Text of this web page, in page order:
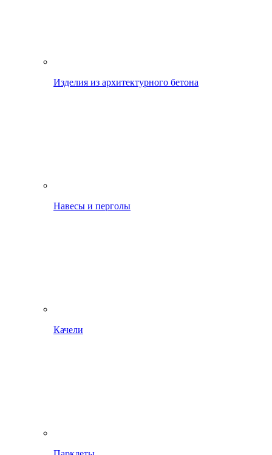
Изделия из архитектурного бетона
Навесы и перголы
Качели